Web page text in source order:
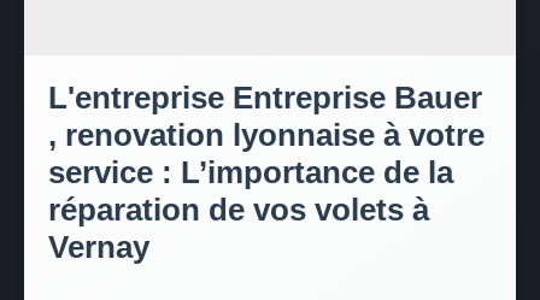
L'entreprise Entreprise Bauer
, renovation lyonnaise à votre
service : L’importance de la
réparation de vos volets à
Vernay